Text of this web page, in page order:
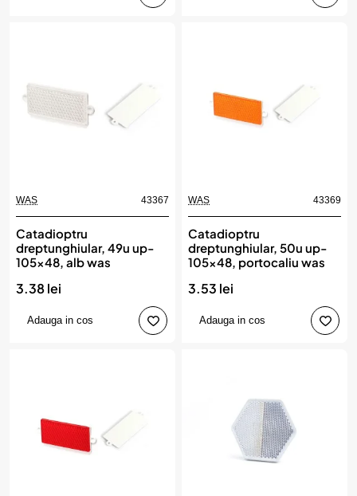
WAS 43367
Catadioptru
dreptunghiular, 49u up-
105x48, alb was
3.38 lei
Adauga in cos
WAS 43369
Catadioptru
dreptunghiular, 50u up-
105x48, portocaliu was
3.53 lei
Adauga in cos